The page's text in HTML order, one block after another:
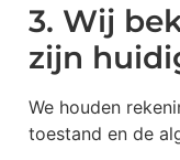
3. Wij
zijn
We houden
toestand en de